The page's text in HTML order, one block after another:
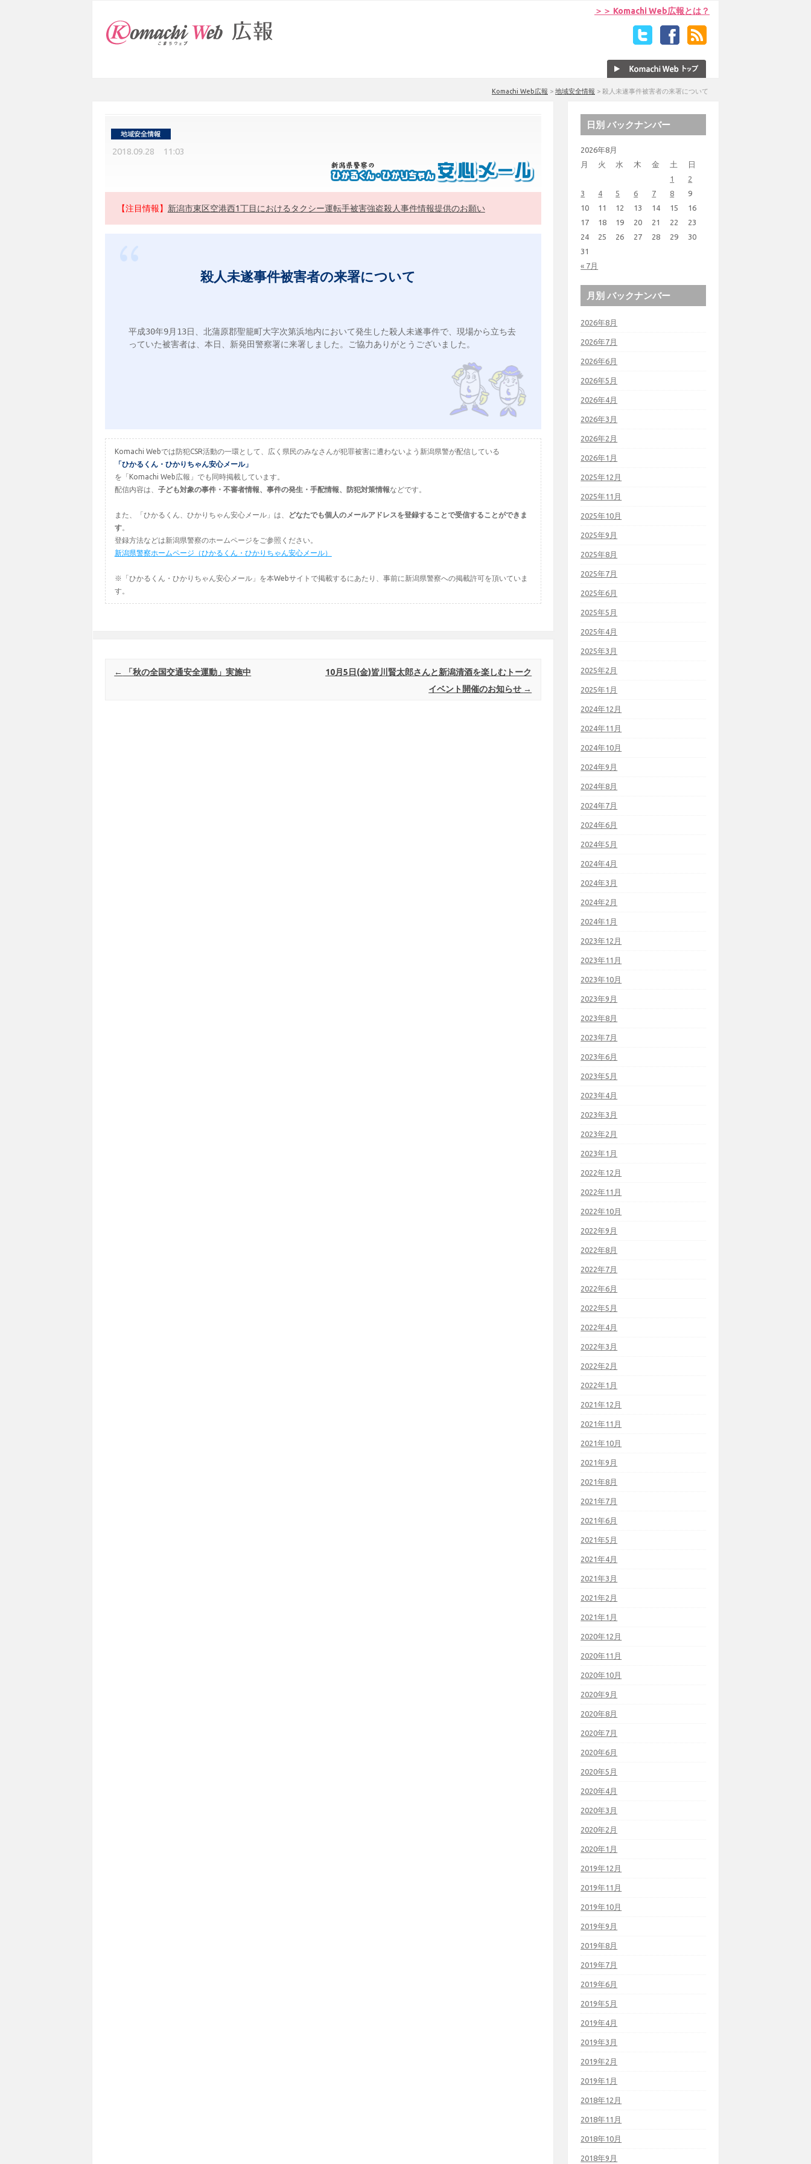
＞＞ Komachi Web広報とは？
Komachi Web広報 > 地域安全情報 > 殺人未遂事件被害者の来署について
2018.09.28 11:03
【注目情報】 新潟市東区空港西1丁目におけるタクシー運転手被害強盗殺人事件情報提供のお願い
殺人未遂事件被害者の来署について
平成30年9月13日、北蒲原郡聖籠町大字次第浜地内において発生した殺人未遂事件で、現場から立ち去
っていた被害者は、本日、新発田警察署に来署しました。ご協力ありがとうございました。
Komachi Webでは防犯CSR活動の一環として、広く県民のみなさんが犯罪被害に遭わないよう新潟県警が配信している
「ひかるくん・ひかりちゃん安心メール」
を「Komachi Web広報」でも同時掲載しています。
配信内容は、 子ども対象の事件・不審者情報、事件の発生・手配情報、防犯対策情報などです。
また、「ひかるくん、ひかりちゃん安心メール」は、
どなたでも個人のメールアドレスを登録することで受信することができま
す。
登録方法などは新潟県警察のホームページをご参照ください。
新潟県警察ホームページ（ひかるくん・ひかりちゃん安心メール）
※「ひかるくん・ひかりちゃん安心メール」を本Webサイトで掲載するにあたり、事前に新潟県警察への掲載許可を頂いていま
す。
Post navigation
← 「秋の全国交通安全運動」実施中
10月5日(金)皆川賢太郎さんと新潟清酒を楽しむトーク
イベント開催のお知らせ →
日別 バックナンバー
2026年8月
月
火 水 木 金 土 日
« 7月
1
2
3
4 5 6 7 8
9
10
11 12 13 14 15
16
17
18 19 20 21 22
23
24
25 26 27 28 29
30
31
月別 バックナンバー
2026年8月
2026年7月
2026年6月
2026年5月
2026年4月
2026年3月
2026年2月
2026年1月
2025年12月
2025年11月
2025年10月
2025年9月
2025年8月
2025年7月
2025年6月
2025年5月
2025年4月
2025年3月
2025年2月
2025年1月
2024年12月
2024年11月
2024年10月
2024年9月
2024年8月
2024年7月
2024年6月
2024年5月
2024年4月
2024年3月
2024年2月
2024年1月
2023年12月
2023年11月
2023年10月
2023年9月
2023年8月
2023年7月
2023年6月
2023年5月
2023年4月
2023年3月
2023年2月
2023年1月
2022年12月
2022年11月
2022年10月
2022年9月
2022年8月
2022年7月
2022年6月
2022年5月
2022年4月
2022年3月
2022年2月
2022年1月
2021年12月
2021年11月
2021年10月
2021年9月
2021年8月
2021年7月
2021年6月
2021年5月
2021年4月
2021年3月
2021年2月
2021年1月
2020年12月
2020年11月
2020年10月
2020年9月
2020年8月
2020年7月
2020年6月
2020年5月
2020年4月
2020年3月
2020年2月
2020年1月
2019年12月
2019年11月
2019年10月
2019年9月
2019年8月
2019年7月
2019年6月
2019年5月
2019年4月
2019年3月
2019年2月
2019年1月
2018年12月
2018年11月
2018年10月
2018年9月